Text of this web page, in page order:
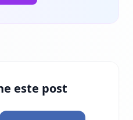
este post